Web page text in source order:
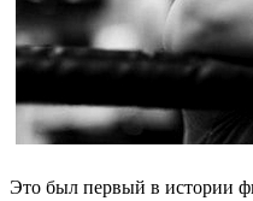
Это был первый в истории